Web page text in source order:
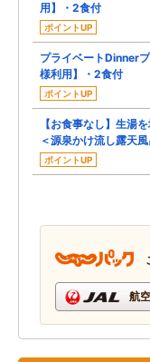
用】・2食付
ポイントUP
プライベートDinner
様利用】・2食付
ポイントUP
【お食事なし】生湯
＜源泉かけ流し露天
ポイントUP
航